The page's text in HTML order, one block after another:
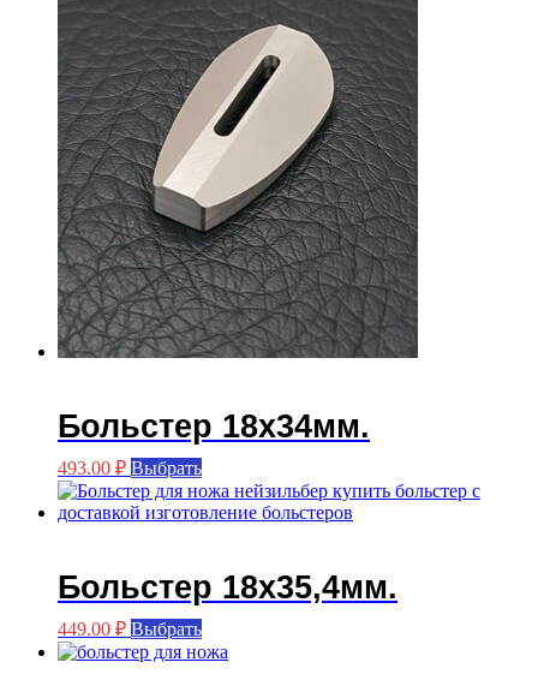
Больстер 18х34мм.
493.00 ₽ ВыбратьЭтот
товар
имеет
несколько
Опции
можно
выбрать
на
странице
Больстер 18х35,4мм.
449.00 ₽ ВыбратьЭтот
товар
имеет